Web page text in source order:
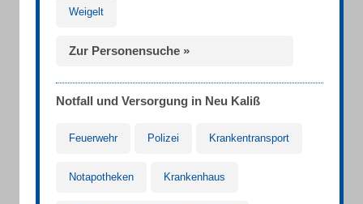
Weigelt
Zur Personensuche »
Notfall und Versorgung in Neu Kaliß
Feuerwehr Polizei Krankentransport
Notapotheken Krankenhaus